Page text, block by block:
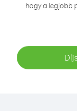
hogy a legjobb